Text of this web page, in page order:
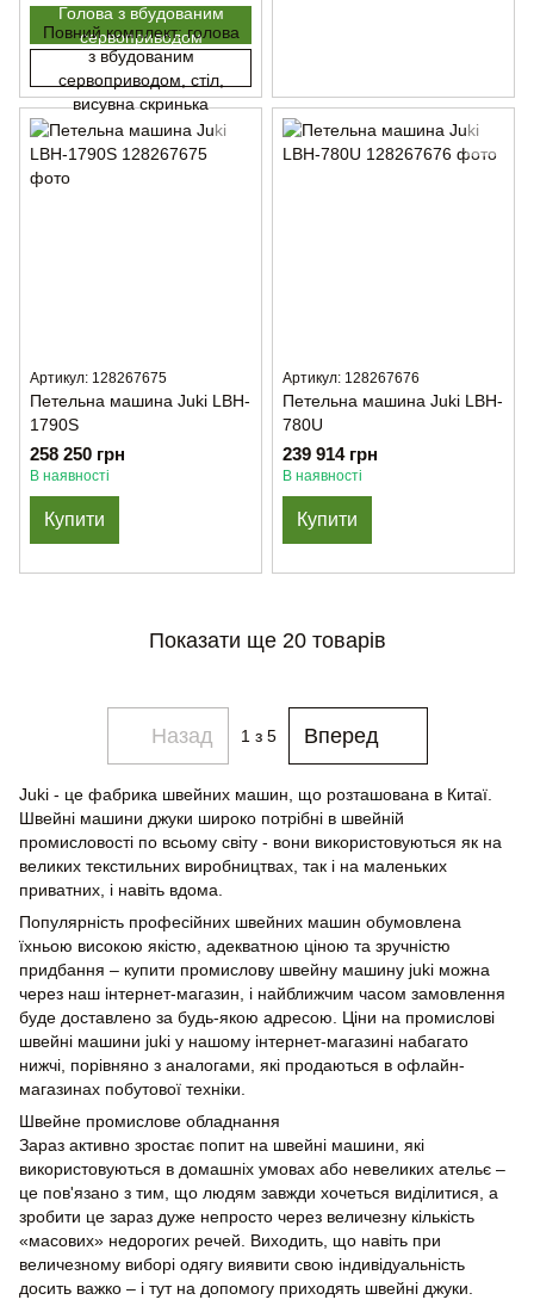
Голова з вбудованим
сервоприводом
Повний комплект: голова
з вбудованим
сервоприводом, стіл,
висувна скринька
Артикул: 128267675
Петельна машина Juki LBH-
1790S
258 250 грн
В наявності
Купити
Артикул: 128267676
Петельна машина Juki LBH-
780U
239 914 грн
В наявності
Купити
Показати ще 20 товарів
Назад 1 з 5 Вперед
Juki - це фабрика швейних машин, що розташована в Китаї.
Швейні машини джуки широко потрібні в швейній
промисловості по всьому світу - вони використовуються як на
великих текстильних виробництвах, так і на маленьких
приватних, і навіть вдома.
Популярність професійних швейних машин обумовлена ​​
їхньою високою якістю, адекватною ціною та зручністю
придбання – купити промислову швейну машину juki можна
через наш інтернет-магазин, і найближчим часом замовлення
буде доставлено за будь-якою адресою. Ціни на промислові
швейні машини juki у нашому інтернет-магазині набагато
нижчі, порівняно з аналогами, які продаються в офлайн-
магазинах побутової техніки.
Швейне промислове обладнання
Зараз активно зростає попит на швейні машини, які
використовуються в домашніх умовах або невеликих ательє –
це пов'язано з тим, що людям завжди хочеться виділитися, а
зробити це зараз дуже непросто через величезну кількість
«масових» недорогих речей. Виходить, що навіть при
величезному виборі одягу виявити свою індивідуальність
досить важко – і тут на допомогу приходять швейні джуки.